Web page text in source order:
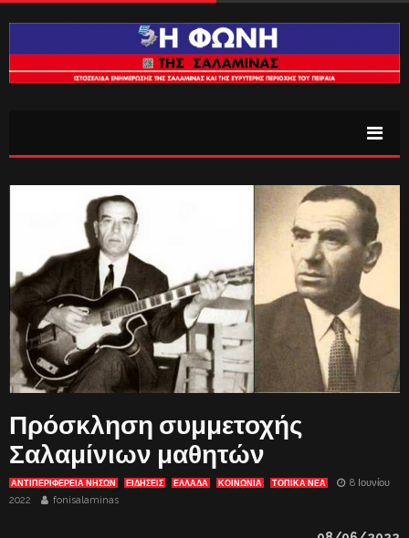
Πρόσκληση συμμετοχής
Σαλαμίνιων μαθητών
ΑΝΤΙΠΕΡΙΦΈΡΕΙΑ ΝΉΣΩΝ ΕΙΔΗΣΕΙΣ ΕΛΛΑΔΑ ΚΟΙΝΩΝΙΑ ΤΟΠΙΚΑ ΝΕΑ
8 Ιουνίου
2022
fonisalaminas